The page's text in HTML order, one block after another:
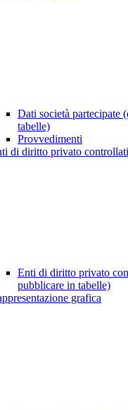
Dati società partecipate
tabelle)
Provvedimenti
di diritto privato controllati
Enti di diritto privato
pubblicare in tabelle)
grafica